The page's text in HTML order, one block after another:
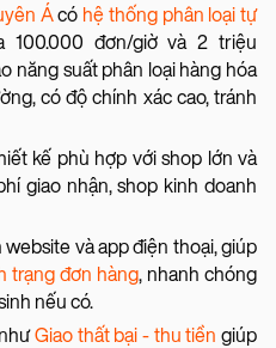
Ácó hệ thống phân loại tự
đơn/giờ và 2 triệu
năng suất phân loại hàng hóa
có độ chính xác cao, tránh
kế phù hợp với shop lớn và
giao nhận, shop kinh doanh
và app điện thoại, giúp
trạng đơn hàng, nhanh chóng
nếu có.
Giao thất bại - thu tiền giúp